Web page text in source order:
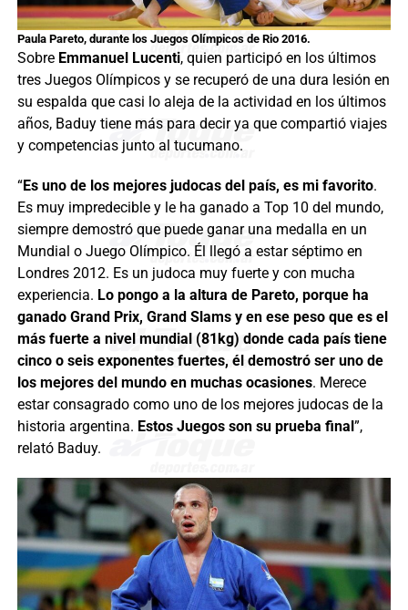
Paula Pareto, durante los Juegos Olímpicos de Rio 2016.
Sobre Emmanuel Lucenti, quien participó en los últimos
tres Juegos Olímpicos y se recuperó de una dura lesión en
su espalda que casi lo aleja de la actividad en los últimos
años, Baduy tiene más para decir ya que compartió viajes
y competencias junto al tucumano.
“Es uno de los mejores judocas del país, es mi favorito.
Es muy impredecible y le ha ganado a Top 10 del mundo,
siempre demostró que puede ganar una medalla en un
Mundial o Juego Olímpico. Él llegó a estar séptimo en
Londres 2012. Es un judoca muy fuerte y con mucha
experiencia. Lo pongo a la altura de Pareto, porque ha
ganado Grand Prix, Grand Slams y en ese peso que es el
más fuerte a nivel mundial (81kg) donde cada país tiene
cinco o seis exponentes fuertes, él demostró ser uno de
los mejores del mundo en muchas ocasiones. Merece
estar consagrado como uno de los mejores judocas de la
historia argentina. Estos Juegos son su prueba final ”,
relató Baduy.